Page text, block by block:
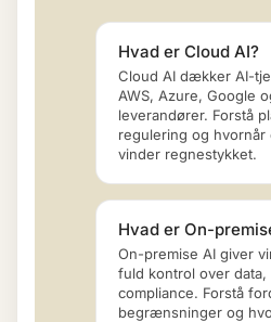
Hvad er Cloud AI?
Cloud AI dækker AI-
AWS, Azure, Google
leverandører. Forstå
regulering og hvornår
vinder regnestykket.
Hvad er On-
On-premise AI giver
fuld kontrol over data,
compliance. Forstå
begrænsninger og